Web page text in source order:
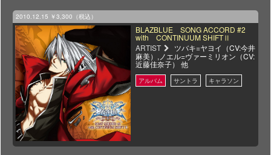
2010.12.15 ￥3,300（税込）
BLAZBLUE SONG ACCORD #2
with CONTINUUM SHIFTⅡ
ARTIST
ツバキ=ヤヨイ（CV:今井
麻美）,ノエル=ヴァーミリオン（CV:
近藤佳奈子） 他